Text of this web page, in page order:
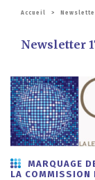
Accueil >
Newsletter
MARQUAGE
LA COMMISSION